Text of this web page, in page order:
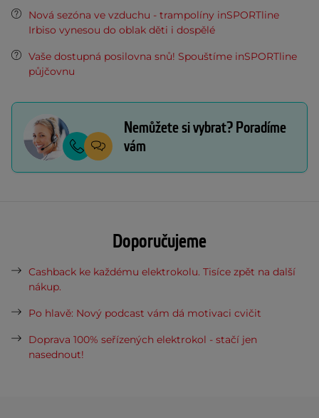
Nová sezóna ve vzduchu - trampolíny inSPORTline
Irbiso vynesou do oblak děti i dospělé
Vaše dostupná posilovna snů! Spouštíme inSPORTline
půjčovnu
Nemůžete si vybrat? Poradíme
vám
Doporučujeme
Cashback ke každému elektrokolu. Tisíce zpět na další
nákup.
Po hlavě: Nový podcast vám dá motivaci cvičit
Doprava 100% seřízených elektrokol - stačí jen
nasednout!